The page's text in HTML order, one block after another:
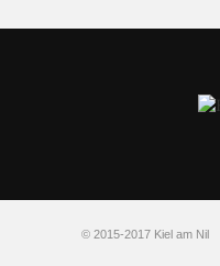
© 2015-2017 Kiel am Nil